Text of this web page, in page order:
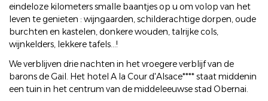
eindeloze kilometers smalle baantjes op u om volop van het
leven te genieten : wijngaarden, schilderachtige dorpen, oude
burchten en kastelen, donkere wouden, talrijke cols,
wijnkelders, lekkere tafels...!
We verblijven drie nachten in het vroegere verblijf van de
barons de Gail. Het hotel A la Cour d'Alsace**** staat middenin
een tuin in het centrum van de middeleeuwse stad Obernai.